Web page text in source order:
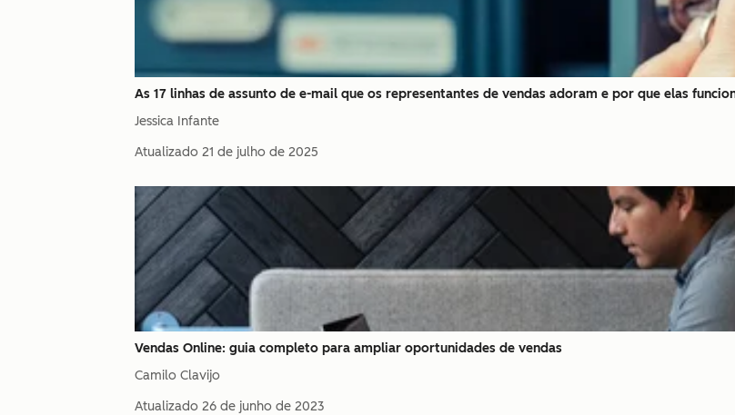
As 17 linhas de assunto de e-mail que os representantes de vendas adoram e por que elas
Jessica Infante
Atualizado 21 de julho de 2025
Vendas Online: guia completo para ampliar oportunidades de vendas
Camilo Clavijo
Atualizado 26 de junho de 2023